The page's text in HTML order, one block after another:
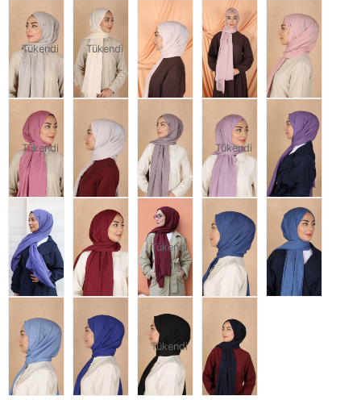
Tükendi Tükendi
Tükendi Tükendi
Tükendi
Tükendi